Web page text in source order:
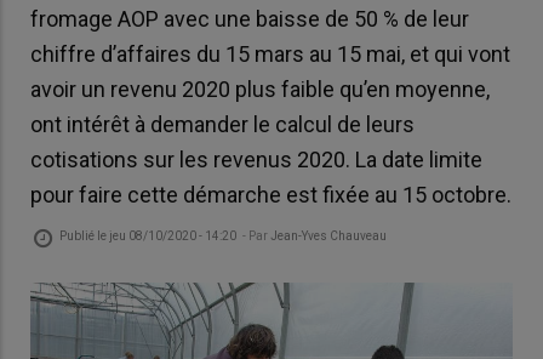
fromage AOP avec une baisse de 50 % de leur
chiffre d’affaires du 15 mars au 15 mai, et qui vont
avoir un revenu 2020 plus faible qu’en moyenne,
ont intérêt à demander le calcul de leurs
cotisations sur les revenus 2020. La date limite
pour faire cette démarche est fixée au 15 octobre.
Publié le jeu 08/10/2020 - 14:20 - Par Jean-Yves Chauveau